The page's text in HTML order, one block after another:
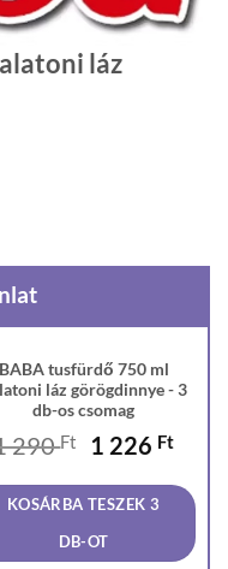
láz
BABA tusfürdő 750 ml
láz görögdinnye - 3
db-os csomag
290Ft
Original
was:
1
290 Ft.
1 226 Ft
is:
226
KOSÁRBA TESZEK 3
DB-OT